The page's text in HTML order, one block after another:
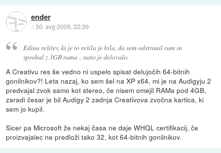
ender
::30. avg 2009, 22:39
Edina rešitev, ki je to rešila je bila, da sem odstranil ram in
sprobal z 3GB rama .. nato je delovalo.
A Creativu res še vedno ni uspelo spisat delujočih 64-bitnih
gonilnikov?! Leta nazaj, ko sem šel na XP x64, mi je na Audigyju 2
predvajal zvok samo kot stereo, če nisem omejil RAMa pod 4GB,
zaradi česar je bil Audigy 2 zadnja Creativova zvočna kartica, ki
sem jo kupil.
Sicer pa Microsoft že nekaj časa ne daje WHQL certifikacij, če
proizvajalec ne predloži tako 32, kot 64-bitnih gonilnikov.